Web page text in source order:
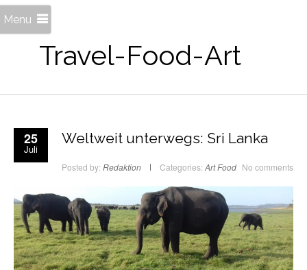
Travel-Food-Art
Menu
25
Juli
Weltweit unterwegs: Sri Lanka
Posted by: Redaktion Categories: ArtFood No comments